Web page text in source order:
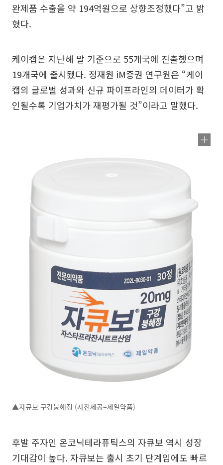
완제품 수출을 약 194억원으로 상향조정했다”고 밝
혔다.
케이캡은 지난해 말 기준으로 55개국에 진출했으며
19개국에 출시됐다. 정재원 iM증권 연구원은 “케이
캡의 글로벌 성과와 신규 파이프라인의 데이터가 확
인될수록 기업가치가 재평가될 것”이라고 말했다.
▲자큐보 구강붕해정 (사진제공=제일약품)
후발 주자인 온코닉테라퓨틱스의 자큐보 역시 성장
기대감이 높다. 자큐보는 출시 초기 단계임에도 빠르